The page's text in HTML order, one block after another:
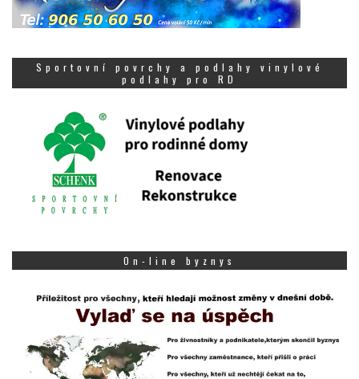
Sportovní povrchy a podlahy vinylové
podlahy pro RD
On-line byznys